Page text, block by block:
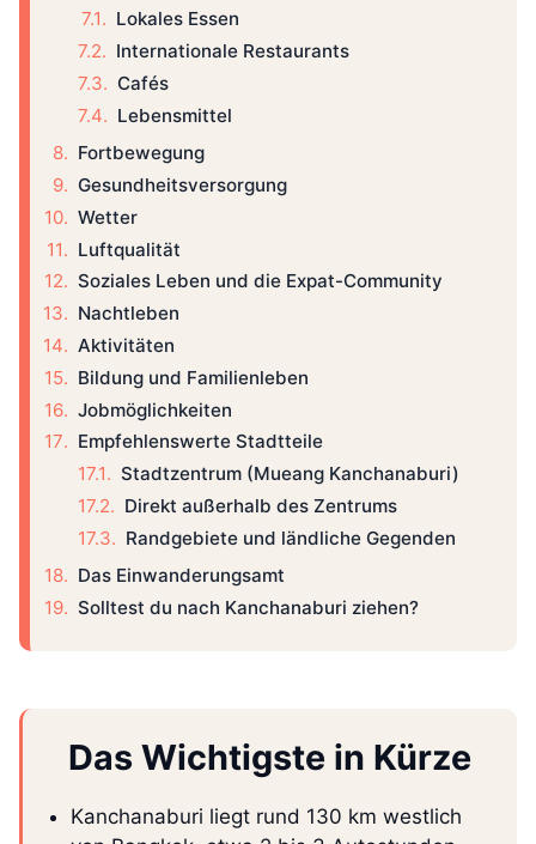
Lokales Essen
Internationale Restaurants
Cafés
Lebensmittel
Fortbewegung
Gesundheitsversorgung
Wetter
Luftqualität
Soziales Leben und die Expat-Community
Nachtleben
Aktivitäten
Bildung und Familienleben
Jobmöglichkeiten
Empfehlenswerte Stadtteile
Stadtzentrum (Mueang Kanchanaburi)
Direkt außerhalb des Zentrums
Randgebiete und ländliche Gegenden
Das Einwanderungsamt
Solltest du nach Kanchanaburi ziehen?
Das Wichtigste in Kürze
Kanchanaburi liegt rund 130 km westlich